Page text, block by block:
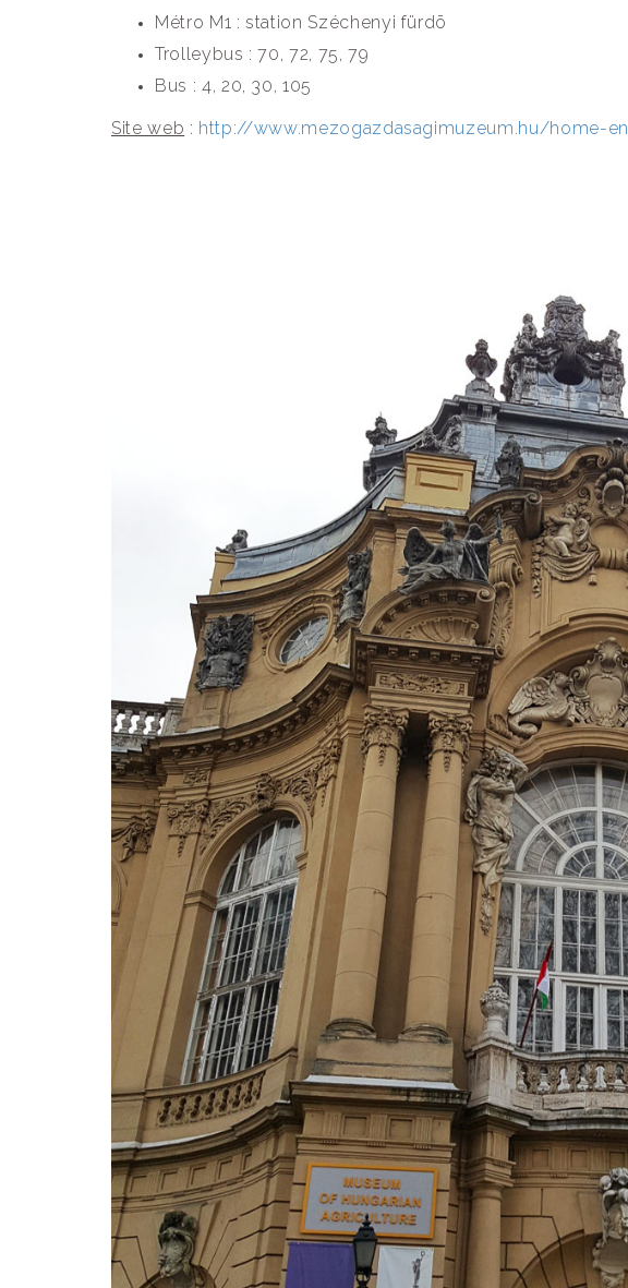
Métro M1 : station Széchenyi fürdõ
Trolleybus : 70, 72, 75, 79
Bus : 4, 20, 30, 105
Site web : http://www.mezogazdasagimuzeum.hu/home-en